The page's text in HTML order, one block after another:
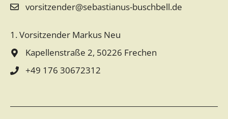
:
vorsitzender@sebastianus-buschbell.de
1. Vorsitzender Markus Neu
Kapellenstraße 2, 50226 Frechen
+49 176 30672312